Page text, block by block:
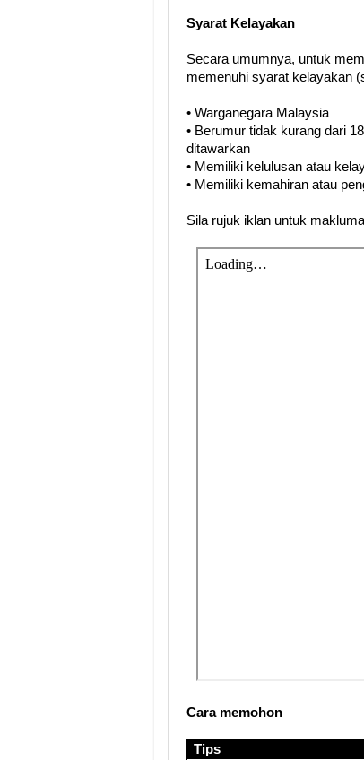
Syarat Kelayakan
Secara umumnya, untuk
memenuhi syarat kelayakan
• Warganegara Malaysia
• Berumur tidak kurang dari
ditawarkan
• Memiliki kelulusan atau
• Memiliki kemahiran atau
Sila rujuk iklan untuk
Cara memohon
Tips